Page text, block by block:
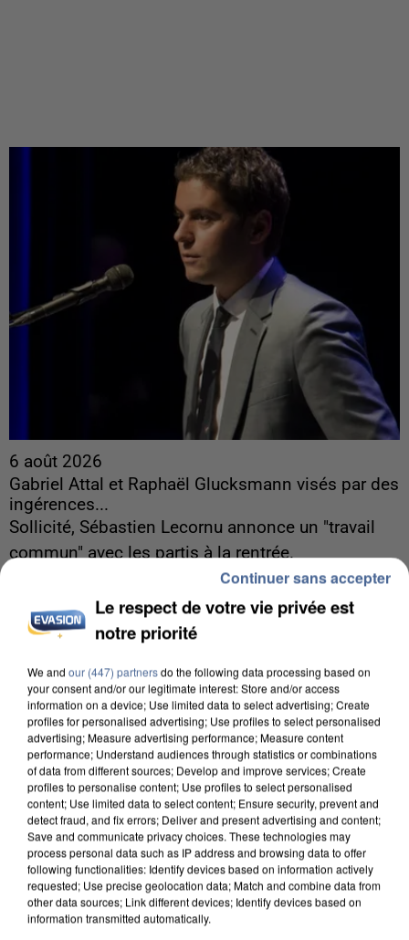
6 août 2026
Gabriel Attal et Raphaël Glucksmann visés par des
ingérences...
Sollicité, Sébastien Lecornu annonce un "travail
commun" avec les partis à la rentrée.
6 août 2026
Une touriste de l’Oise emportée par une coulée de
boue en Haute-Savoie
Le respect de votre vie privée est
notre priorité
We and our (447) partnersdo the following data processing based on
your consent and/or our legitimate interest: Store and/or access
information on a device; Use limited data to select advertising; Create
profiles for personalised advertising; Use profiles to select personalised
advertising; Measure advertising performance; Measure content
performance; Understand audiences through statistics or combinations
of data from different sources; Develop and improve services; Create
profiles to personalise content; Use profiles to select personalised
content; Use limited data to select content; Ensure security, prevent and
detect fraud, and fix errors; Deliver and present advertising and content;
Save and communicate privacy choices. These technologies may
process personal data such as IP address and browsing data to offer
following functionalities: Identify devices based on information actively
requested; Use precise geolocation data; Match and combine data from
other data sources; Link different devices; Identify devices based on
information transmitted automatically.
Continuer sans accepter